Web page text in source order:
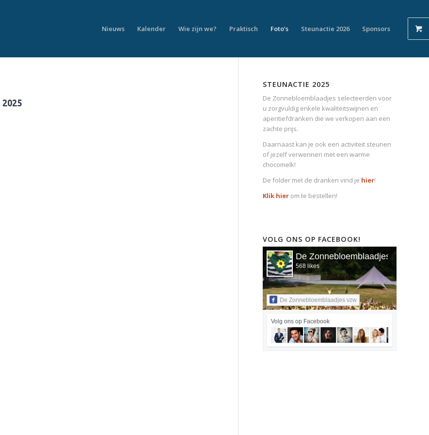
Nieuws Kalender Wie zijn we? Praktisch Foto’s Steunactie 2026 Sponsors
2025
STEUNACTIE 2025
De Zonnebloemblaadjes selecteerden voor
u zorgvuldig enkele kwaliteitswijnen en
aperitiefdranken die we verkopen aan een
zachte prijs.
Daarnaast kan je ook een activiteit steunen
of jezelf verwennen met een warme
chocomelk!
De folder met de dranken vind je hier!
Klik hier om te bestellen!
VOLG ONS OP FACEBOOK!
De Zonnebloemblaadjes vzw
568 likes
De Zonnebloemblaadjes vzw
Volg ons op Facebook